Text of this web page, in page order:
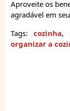
Aproveite os
agradável em
Tags:
cozinha,
organizar a